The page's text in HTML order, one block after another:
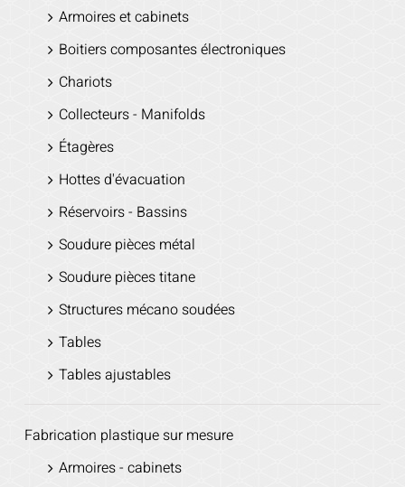
Armoires et cabinets
Boitiers composantes électroniques
Chariots
Collecteurs - Manifolds
Étagères
Hottes d'évacuation
Réservoirs - Bassins
Soudure pièces métal
Soudure pièces titane
Structures mécano soudées
Tables
Tables ajustables
Fabrication plastique sur mesure
Armoires - cabinets